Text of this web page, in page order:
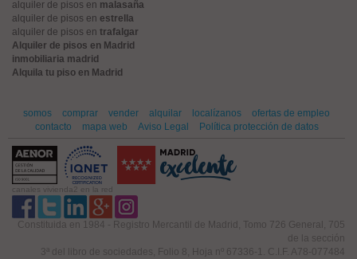
alquiler de pisos en malasaña
alquiler de pisos en estrella
alquiler de pisos en trafalgar
Alquiler de pisos en Madrid
inmobiliaria madrid
Alquila tu piso en Madrid
somos comprar vender alquilar localízanos
ofertas de empleo
contacto
mapa web Aviso Legal Política protección de datos
canales vivienda2 en la red
Constituida en 1984 - Registro Mercantil de Madrid, Tomo 726 General, 705
de la sección
3ª del libro de sociedades, Folio 8, Hoja nº 67336-1. C.I.F. A78-077484